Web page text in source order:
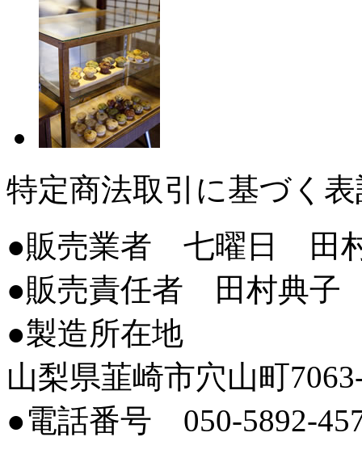
特定商法取引に基づく
●販売業者 七曜日 田
●販売責任者 田村典子
●製造所在地
山梨県韮崎市穴山町
●電話番号 050-5892-